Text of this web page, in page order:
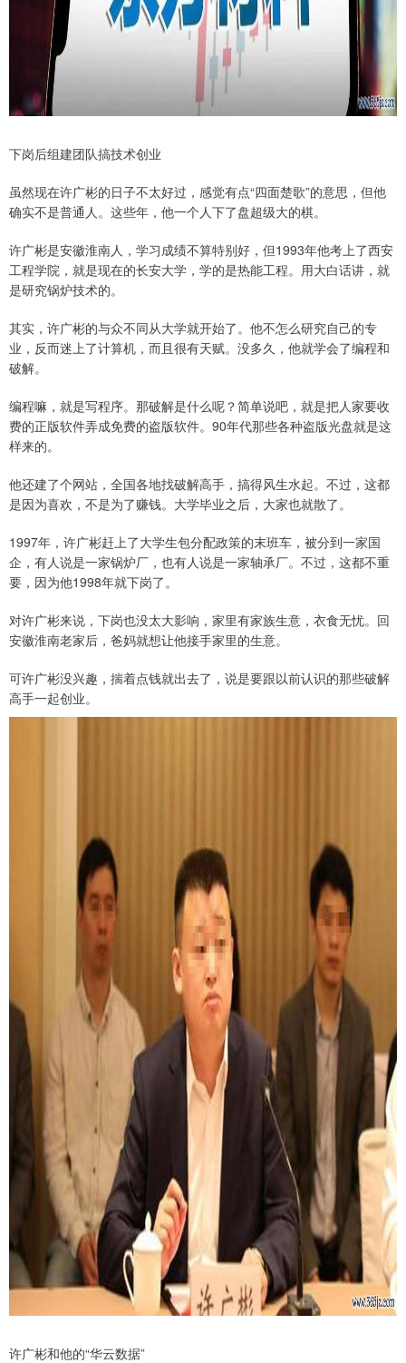
下岗后组建团队搞技术创业
虽然现在许广彬的日子不太好过，感觉有点“四面楚歌”的意思，但他
确实不是普通人。这些年，他一个人下了盘超级大的棋。
许广彬是安徽淮南人，学习成绩不算特别好，但1993年他考上了西安
工程学院，就是现在的长安大学，学的是热能工程。用大白话讲，就
是研究锅炉技术的。
其实，许广彬的与众不同从大学就开始了。他不怎么研究自己的专
业，反而迷上了计算机，而且很有天赋。没多久，他就学会了编程和
破解。
编程嘛，就是写程序。那破解是什么呢？简单说吧，就是把人家要收
费的正版软件弄成免费的盗版软件。90年代那些各种盗版光盘就是这
样来的。
他还建了个网站，全国各地找破解高手，搞得风生水起。不过，这都
是因为喜欢，不是为了赚钱。大学毕业之后，大家也就散了。
1997年，许广彬赶上了大学生包分配政策的末班车，被分到一家国
企，有人说是一家锅炉厂，也有人说是一家轴承厂。不过，这都不重
要，因为他1998年就下岗了。
对许广彬来说，下岗也没太大影响，家里有家族生意，衣食无忧。回
安徽淮南老家后，爸妈就想让他接手家里的生意。
可许广彬没兴趣，揣着点钱就出去了，说是要跟以前认识的那些破解
高手一起创业。
许广彬和他的“华云数据”